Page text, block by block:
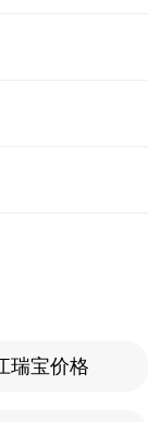
瑞宝价格